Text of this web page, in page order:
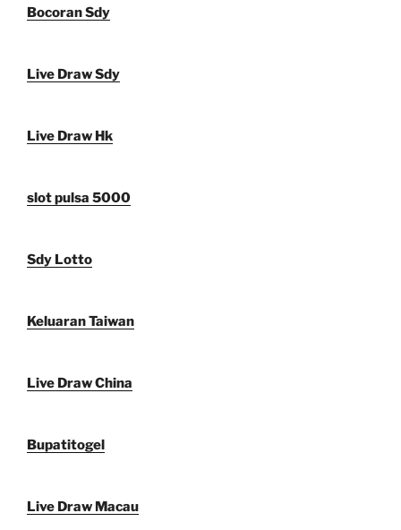
Bocoran Sdy
Live Draw Sdy
Live Draw Hk
slot pulsa 5000
Sdy Lotto
Keluaran Taiwan
Live Draw China
Bupatitogel
Live Draw Macau